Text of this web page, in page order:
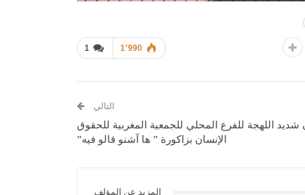
1 1٬990
التالي
شديد اللهجة للفرع المحلي للجمعية المغربية للحقوق
الإنسان بزاكورة ” ها آشنو قالو فيه”
المزيد عن المؤلف